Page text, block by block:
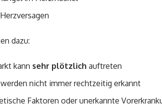
dazu:
kann sehr plötzlich auftreten
nicht immer rechtzeitig erkannt
Faktoren oder unerkannte